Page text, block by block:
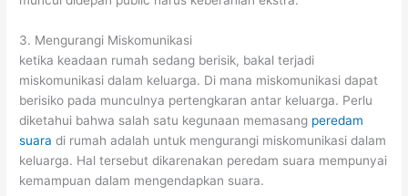
3. Mengurangi Miskomunikasi
ketika keadaan rumah sedang berisik, bakal terjadi
miskomunikasi dalam keluarga. Di mana miskomunikasi dapat
berisiko pada munculnya pertengkaran antar keluarga. Perlu
diketahui bahwa salah satu kegunaan memasang peredam
suara di rumah adalah untuk mengurangi miskomunikasi dalam
keluarga. Hal tersebut dikarenakan peredam suara mempunyai
kemampuan dalam mengendapkan suara.